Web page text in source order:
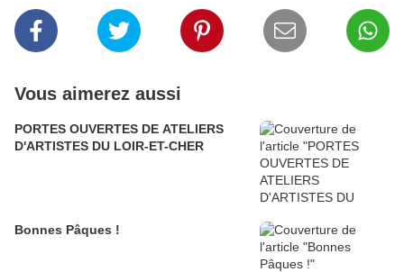
Vous aimerez aussi
PORTES OUVERTES DE ATELIERS
D'ARTISTES DU LOIR-ET-CHER
Bonnes Pâques !